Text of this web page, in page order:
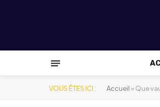
VOUS ÊTES ICI : Accueil »Que